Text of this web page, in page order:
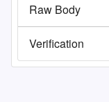
Raw Body
Verification